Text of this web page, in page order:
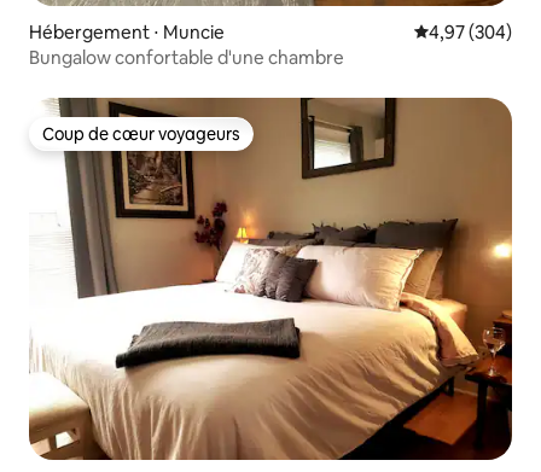
Hébergement ⋅ Muncie Évaluation
4,97 (304)
Bungalow confortable d'une chambre
Coup de cœur voyageurs
Coup de cœur voyageurs